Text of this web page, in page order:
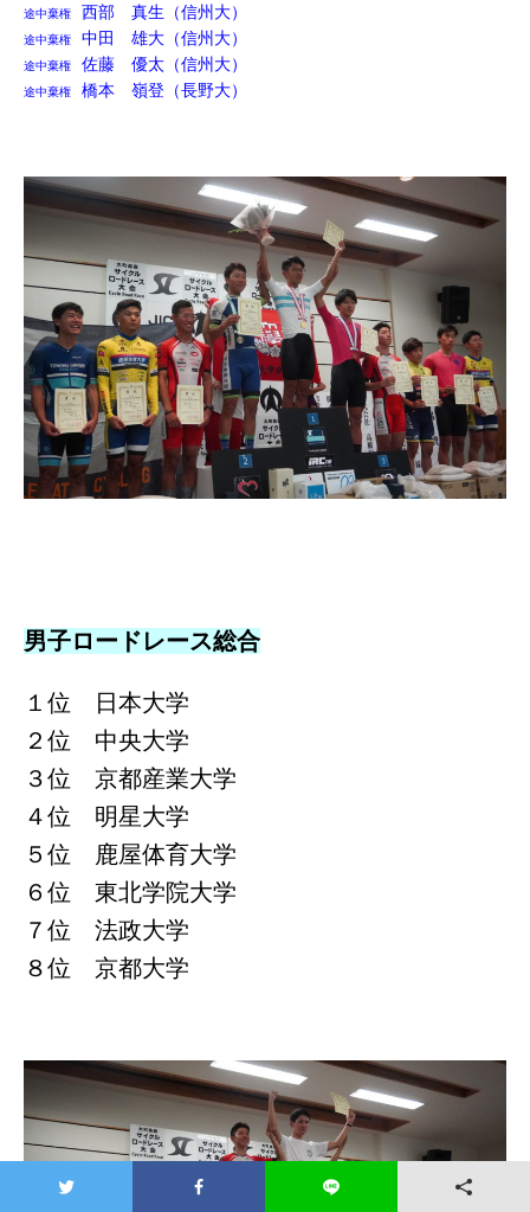
途中棄権 西部 真生（信州大）
途中棄権 中田 雄大（信州大）
途中棄権 佐藤 優太（信州大）
途中棄権 橋本 嶺登（長野大）
男子ロードレース総合
１位 日本大学
２位 中央大学
３位 京都産業大学
４位 明星大学
５位 鹿屋体育大学
６位 東北学院大学
７位 法政大学
８位 京都大学